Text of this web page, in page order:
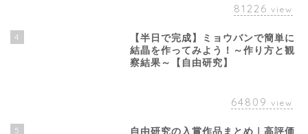
81226 view
4
【半日で完成】ミョウバンで簡単に
結晶を作ってみよう！～作り方と観
察結果～【自由研究】
64809 view
5
自由研究の入賞作品まとめ｜高評価